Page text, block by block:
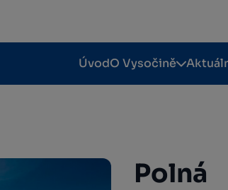
ÚvodO Vysočině
Polná